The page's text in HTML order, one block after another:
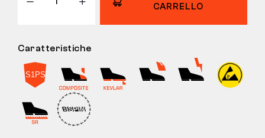
CARRELLO
Caratteristiche